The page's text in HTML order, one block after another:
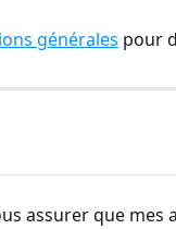
générales pour
assurer que mes